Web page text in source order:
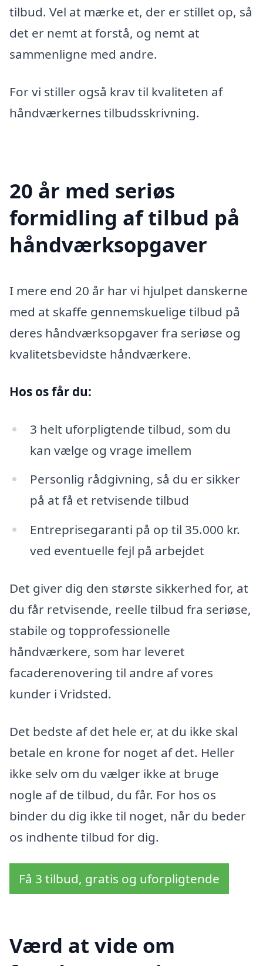
tilbud. Vel at mærke et, der er stillet op, så
det er nemt at forstå, og nemt at
sammenligne med andre.
For vi stiller også krav til kvaliteten af
håndværkernes tilbudsskrivning.
20 år med seriøs
formidling af tilbud på
håndværksopgaver
I mere end 20 år har vi hjulpet danskerne
med at skaffe gennemskuelige tilbud på
deres håndværksopgaver fra seriøse og
kvalitetsbevidste håndværkere.
Hos os får du:
3 helt uforpligtende tilbud, som du
kan vælge og vrage imellem
Personlig rådgivning, så du er sikker
på at få et retvisende tilbud
Entreprisegaranti på op til 35.000 kr.
ved eventuelle fejl på arbejdet
Det giver dig den største sikkerhed for, at
du får retvisende, reelle tilbud fra seriøse,
stabile og topprofessionelle
håndværkere, som har leveret
facaderenovering til andre af vores
kunder i Vridsted.
Det bedste af det hele er, at du ikke skal
betale en krone for noget af det. Heller
ikke selv om du vælger ikke at bruge
nogle af de tilbud, du får. For hos os
binder du dig ikke til noget, når du beder
os indhente tilbud for dig.
Få 3 tilbud, gratis og uforpligtende
Værd at vide om